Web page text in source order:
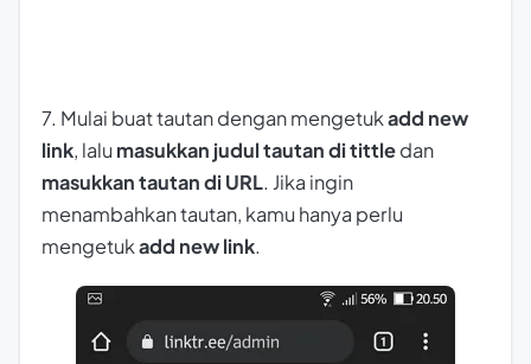
7. Mulai buat tautan dengan mengetukadd new
link, lalu masukkan judul tautan di tittledan
masukkantautan di URL. Jika ingin
menambahkan tautan, kamu hanya perlu
mengetukadd new link.